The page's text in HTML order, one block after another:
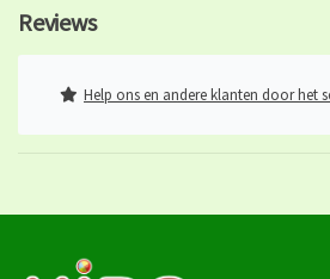
Reviews
Help ons en andere klanten door het